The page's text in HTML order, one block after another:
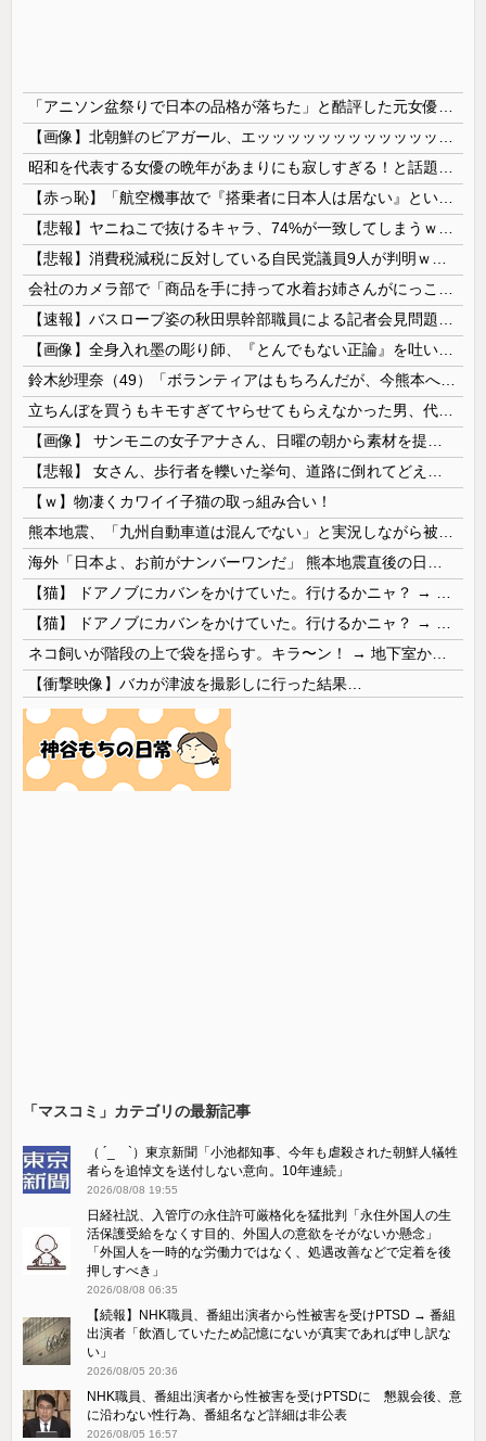
【ｗ】物凄くカワイイ子猫の取っ組み合い！
【衝撃映像】バカが津波を撮影しに行った結果…
「マスコミ」カテゴリの最新記事
（ ´_ゝ`）東京新聞「小池都知事、今年も虐殺された朝鮮人犠牲
者らを追悼文を送付しない意向。10年連続」
2026/08/08 19:55
日経社説、入管庁の永住許可厳格化を猛批判「永住外国人の生
活保護受給をなくす目的、外国人の意欲をそがないか懸念」
「外国人を一時的な労働力ではなく、処遇改善などで定着を後
押しすべき」
2026/08/08 06:35
【続報】NHK職員、番組出演者から性被害を受けPTSD → 番組
出演者「飲酒していたため記憶にないが真実であれば申し訳な
い」
2026/08/05 20:36
NHK職員、番組出演者から性被害を受けPTSDに 懇親会後、意
に沿わない性行為、番組名など詳細は非公表
2026/08/05 16:57